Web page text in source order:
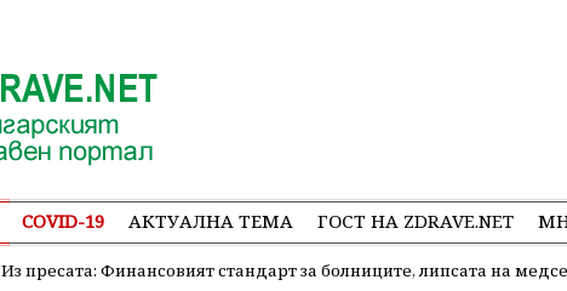
COVID-19 АКТУАЛНА ТЕМА ГОСТ НА ZDRAVE.NET
Из пресата: Финансовият стандарт за болниците, липсата на